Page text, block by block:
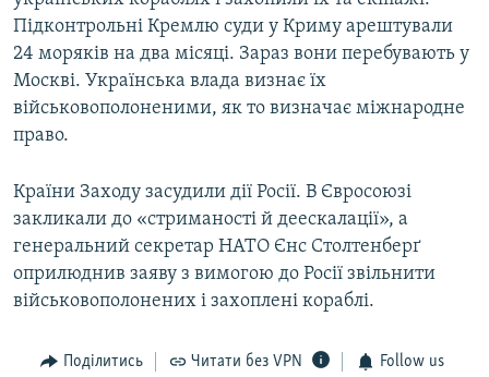
Підконтрольні Кремлю суди у Криму арештували
24 моряків на два місяці. Зараз вони перебувають у
Москві. Українська влада визнає їх
військовополоненими, як то визначає міжнародне
право.
Країни Заходу засудили дії Росії. В Євросоюзі
закликали до «стриманості й деескалації», а
генеральний секретар НАТО Єнс Столтенберґ
оприлюднив заяву з вимогою до Росії звільнити
військовополонених і захоплені кораблі.
Поділитись Читати без VPN Follow us